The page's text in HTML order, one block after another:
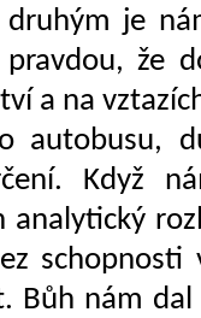
druhým je
že
a na
autobusu,
Když
analytický
Bůh nám